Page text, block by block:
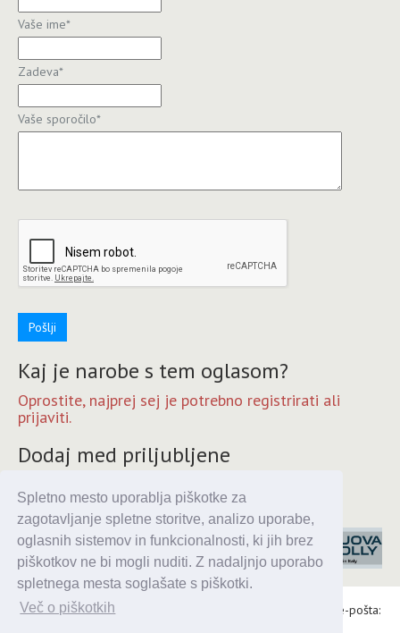
Spletno mesto uporablja piškotke za
zagotavljanje spletne storitve, analizo uporabe,
oglasnih sistemov in funkcionalnosti, ki jih brez
piškotkov ne bi mogli nuditi. Z nadaljnjo uporabo
spletnega mesta soglašate s piškotki.
Več o piškotkih
Vaše ime*
Zadeva*
Vaše sporočilo*
Pošlji
Kaj je narobe s tem oglasom?
Oprostite, najprej sej je potrebno registrirati ali
prijaviti.
Dodaj med priljubljene
prijaviti.
Alaris d.o.o., Topniška 14, Ljubljana, Tel.: 031 303 086, e-pošta: